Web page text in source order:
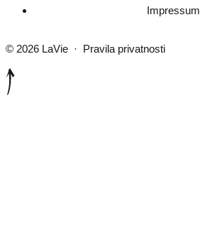
Impressum
© 2026 LaVie · Pravila privatnosti